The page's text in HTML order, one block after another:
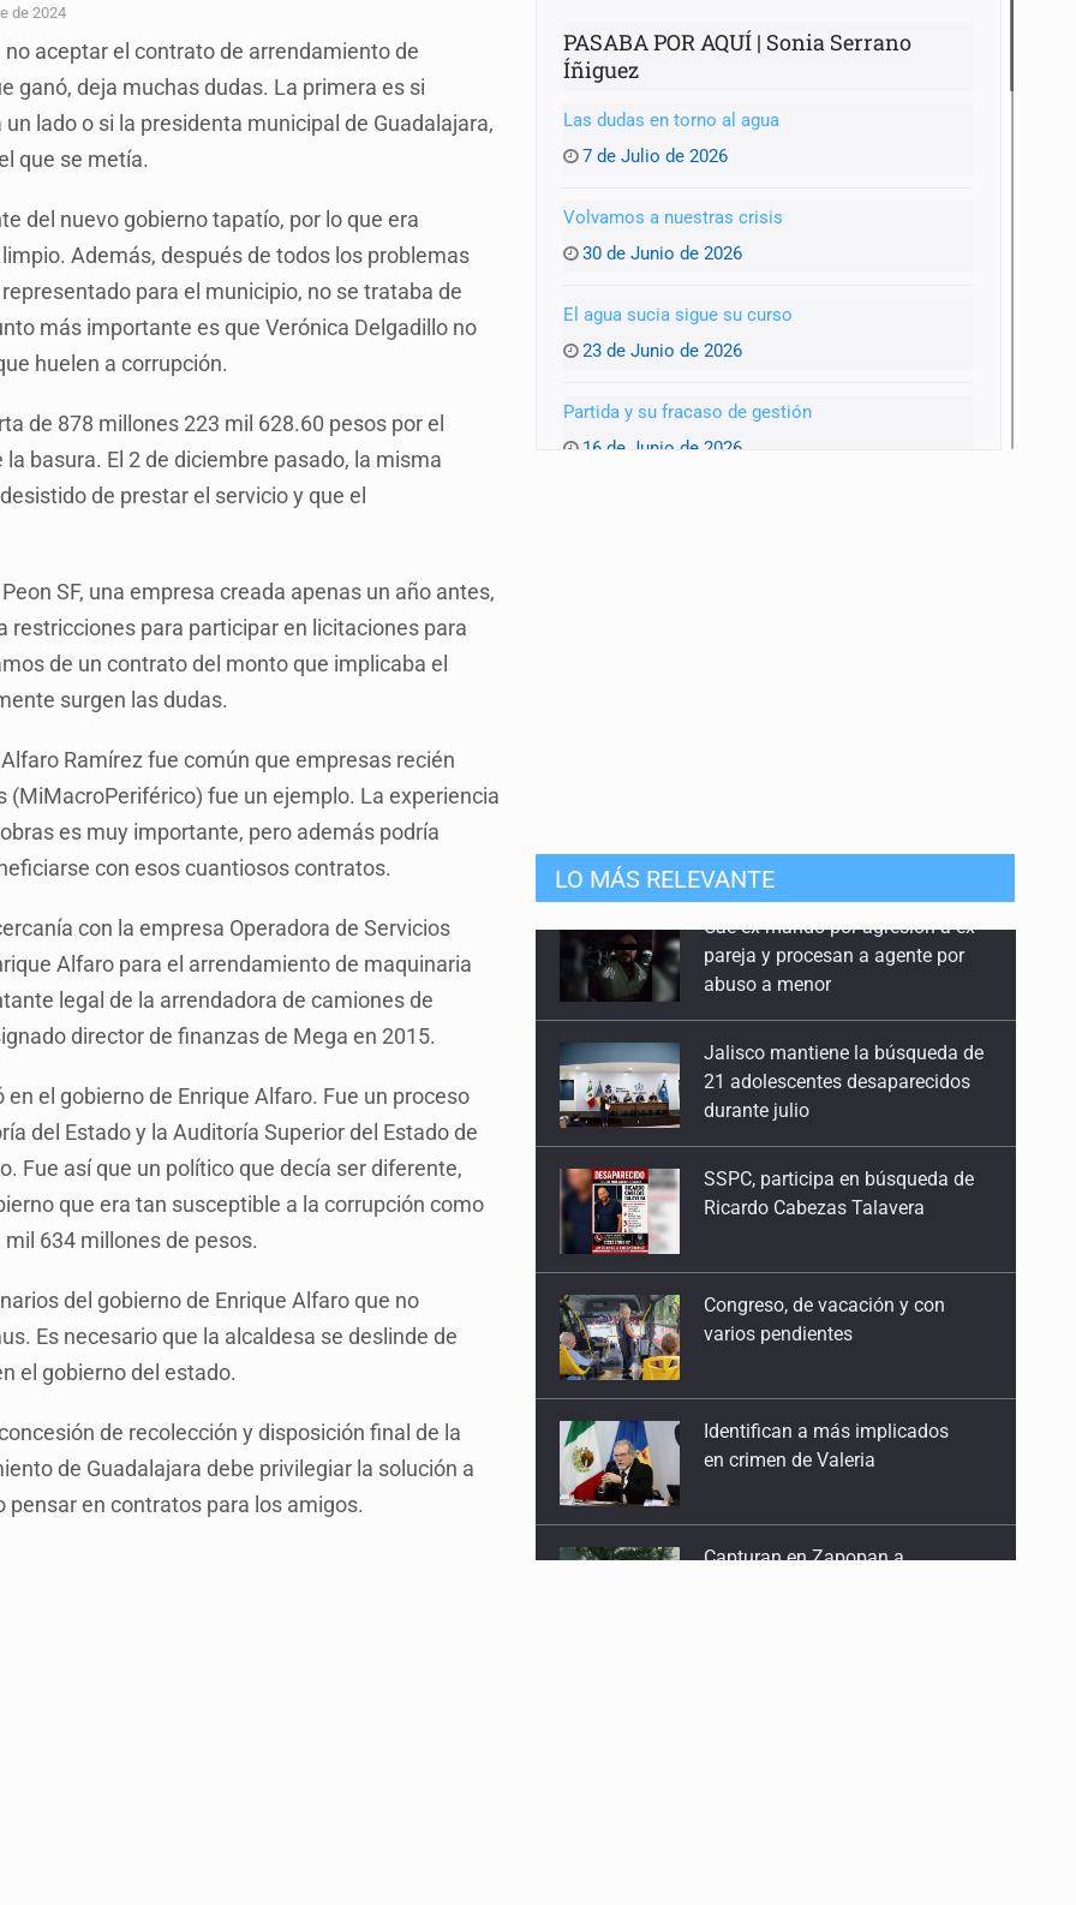
amenzas contra su pareja
tala; IJALVI lo niega
en Balcones de Oblatos
Cabezas Talavera
de Valeria
2012
de 2024
no aceptar el contrato de arrendamiento de
ganó, deja muchas dudas. La primera es si
lado o si la presidenta municipal de Guadalajara,
que se metía.
del nuevo gobierno tapatío, por lo que era
Además, después de todos los problemas
para el municipio, no se trataba de
más importante es que Verónica Delgadillo no
huelen a corrupción.
de 878 millones 223 mil 628.60 pesos por el
basura. El 2 de diciembre pasado, la misma
de prestar el servicio y que el
SF, una empresa creada apenas un año antes,
para participar en licitaciones para
de un contrato del monto que implicaba el
surgen las dudas.
Ramírez fue común que empresas recién
fue un ejemplo. La experiencia
es muy importante, pero además podría
con esos cuantiosos contratos.
con la empresa Operadora de Servicios
Alfaro para el arrendamiento de maquinaria
legal de la arrendadora de camiones de
director de finanzas de Mega en 2015.
el gobierno de Enrique Alfaro. Fue un proceso
del Estado y la Auditoría Superior del Estado de
Fue así que un político que decía ser diferente,
que era tan susceptible a la corrupción como
634 millones de pesos.
del gobierno de Enrique Alfaro que no
Es necesario que la alcaldesa se deslinde de
el gobierno del estado.
de recolección y disposición final de la
de Guadalajara debe privilegiar la solución a
en contratos para los amigos.
PASABA POR AQUÍ | Sonia Serrano
Íñiguez
Las dudas en torno al agua
7 de Julio de 2026
Volvamos a nuestras crisis
30 de Junio de 2026
El agua sucia sigue su curso
23 de Junio de 2026
Partida y su fracaso de gestión
16 de Junio de 2026
¿Con quién se quedan las niñas y los niños?
12 de Mayo de 2026
Otra vez la fallida apuesta por gastar
Guadalajara, la insegura
28 de Abril de 2026
'Lo bueno sale caro'
21 de Abril de 2026
14 de Abril de 2026
Más vale tarde que nunca
24 de Marzo de 2026
La cloaca en la nómina del Congreso
LO MÁS RELEVANTE
Jalisco mantiene la búsqueda de
21 adolescentes desaparecidos
durante julio
SSPC, participa en búsqueda de
Ricardo Cabezas Talavera
Congreso, de vacación y con
Identifican a más implicados
Capturan en Zapopan a
vacacionales